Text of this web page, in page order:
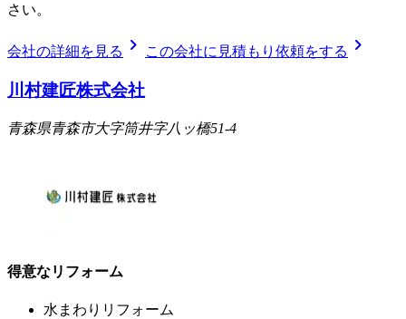
さい。
会社の詳細を見る chevron_right この会社に見積もり依頼をする chevron_right
川村建匠株式会社
青森県青森市大字筒井字八ッ橋51-4
得意なリフォーム
水まわりリフォーム